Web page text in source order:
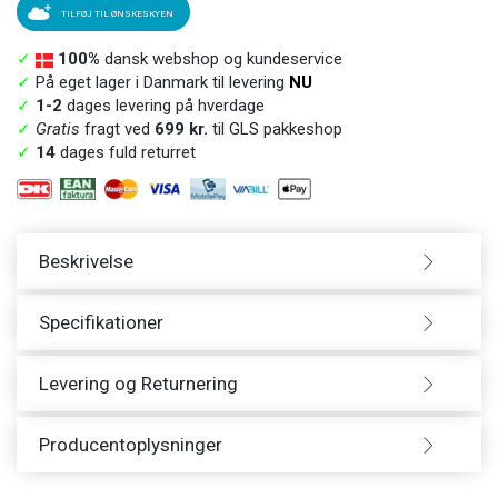
TILFØJ TIL ØNSKESKYEN
✓ 100% dansk webshop og kundeservice
✓ På eget lager i Danmark til levering NU
✓ 1-2 dages levering på hverdage
✓ Gratis fragt ved 699 kr. til GLS pakkeshop
✓ 14 dages fuld returret
Beskrivelse
Specifikationer
Levering og Returnering
Producentoplysninger